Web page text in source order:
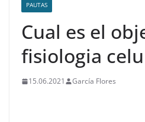
PAUTAS
Cual es el
fisiologia
15.06.2021 García Flores